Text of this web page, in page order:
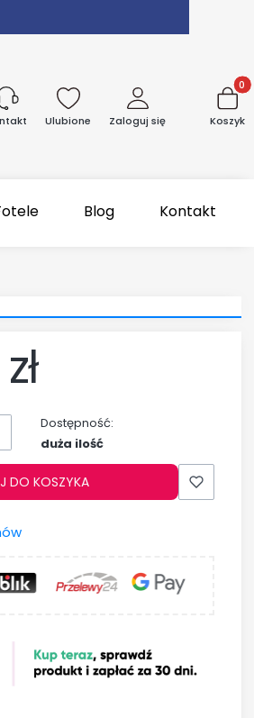
Ulubione Zaloguj się Koszyk
Blog Kontakt
Dostępność:
duża ilość
DO KOSZYKA